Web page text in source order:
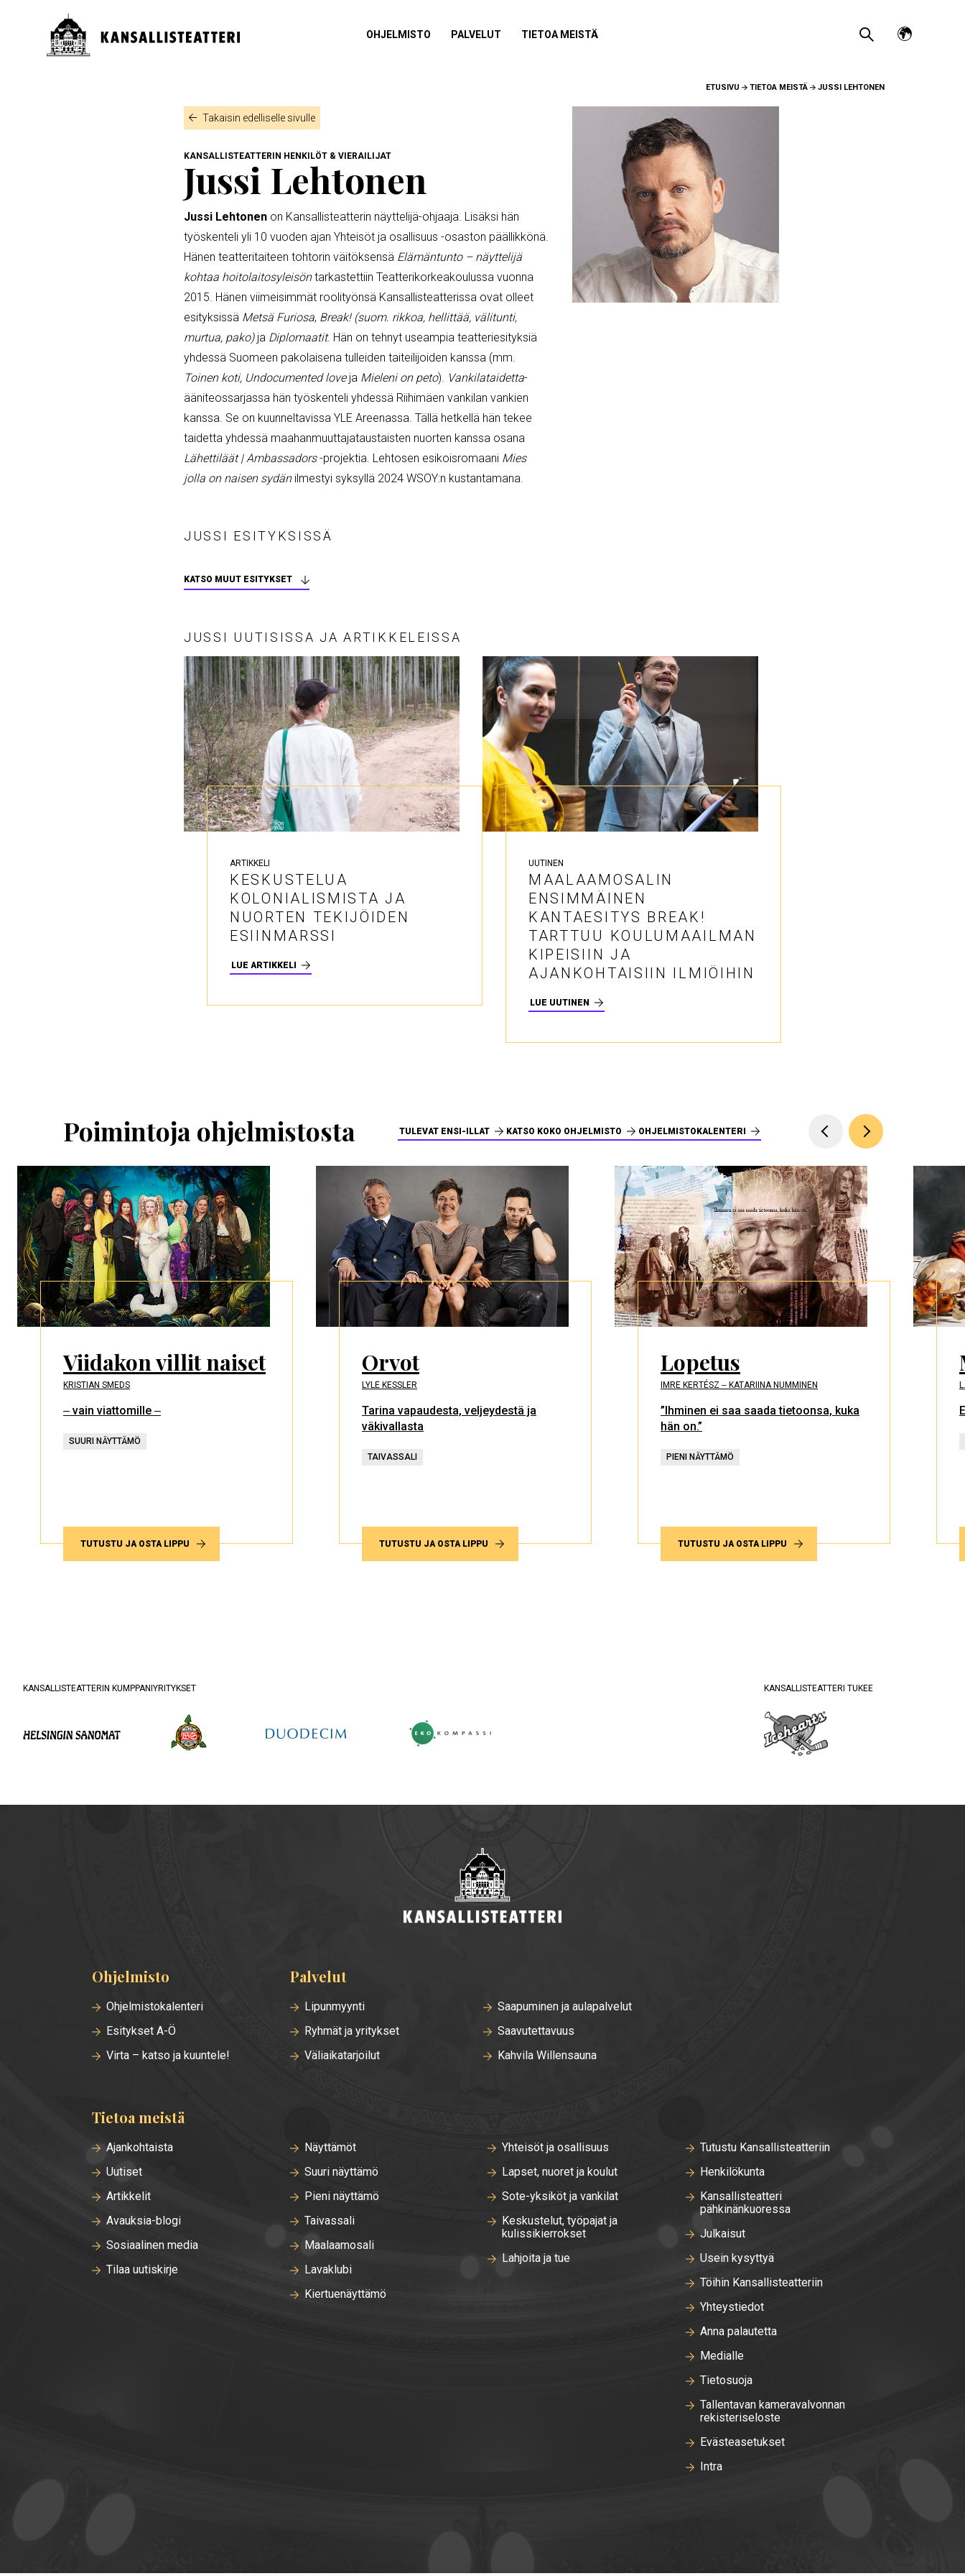
pääsisältöön
NÄYTÄ
OHJELMISTO
NÄYTÄ
PALVELUT
NÄYTÄ
TIETOA MEISTÄ
Avaa
ETUSIVU TIETOA MEISTÄ JUSSI LEHTONEN
Takaisin edelliselle sivulle
KANSALLISTEATTERIN HENKILÖT & VIERAILIJAT
Jussi Lehtonen
Jussi Lehtonen on Kansallisteatterin näyttelijä-ohjaaja. Lisäksi hän
työskenteli yli 10 vuoden ajan Yhteisöt ja osallisuus -osaston päällikkönä.
Hänen teatteritaiteen tohtorin väitöksensä Elämäntunto – näyttelijä
kohtaa hoitolaitosyleisöntarkastettiin Teatterikorkeakoulussa vuonna
2015. Hänen viimeisimmät roolityönsä Kansallisteatterissa ovat olleet
esityksissä Metsä Furiosa, Break! (suom. rikkoa, hellittää, välitunti,
murtua, pako)ja Diplomaatit. Hän on tehnyt useampia teatteriesityksiä
yhdessä Suomeen pakolaisena tulleiden taiteilijoiden kanssa (mm.
Toinen koti, Undocumented love ja Mieleni on peto). Vankilataidetta-
ääniteossarjassa hän työskenteli yhdessä Riihimäen vankilan vankien
kanssa. Se on kuunneltavissa YLE Areenassa. Tällä hetkellä hän tekee
taidetta yhdessä maahanmuuttajataustaisten nuorten kanssa osana
Lähettiläät | Ambassadors-projektia. Lehtosen esikoisromaani Mies
jolla on naisen sydän ilmestyi syksyllä 2024 WSOY:n kustantamana.
JUSSI ESITYKSISSÄ
KATSO MUUT ESITYKSET
JUSSI UUTISISSA JA ARTIKKELEISSA
ARTIKKELI
KESKUSTELUA
KOLONIALISMISTA JA
NUORTEN TEKIJÖIDEN
ESIINMARSSI
LUE ARTIKKELI
UUTINEN
MAALAAMOSALIN
ENSIMMÄINEN
KANTAESITYS BREAK!
TARTTUU KOULUMAAILMAN
KIPEISIIN JA
AJANKOHTAISIIN ILMIÖIHIN
LUE UUTINEN
Poimintoja ohjelmistosta TULEVAT ENSI-ILLAT KATSO KOKO OHJELMISTO OHJELMISTOKALENTERI
Viidakon villit naiset
KRISTIAN SMEDS
‒ vain viattomille ‒
SUURI NÄYTTÄMÖ
TUTUSTU JA OSTA LIPPU
Orvot
LYLE KESSLER
Tarina vapaudesta, veljeydestä ja
väkivallasta
TAIVASSALI
TUTUSTU JA OSTA LIPPU
Lopetus
IMRE KERTÉSZ ‒ KATARIINA NUMMINEN
”Ihminen ei saa saada tietoonsa, kuka
hän on.”
PIENI NÄYTTÄMÖ
TUTUSTU JA OSTA LIPPU
KANSALLISTEATTERIN KUMPPANIYRITYKSET KANSALLISTEATTERI TUKEE
Alatunnisteen
valikko
Ohjelmisto
Ohjelmistokalenteri
Esitykset A-Ö
Virta – katso ja kuuntele!
Palvelut
Lipunmyynti
Ryhmät ja yritykset
Väliaikatarjoilut
Saapuminen ja aulapalvelut
Saavutettavuus
Kahvila Willensauna
Tietoa meistä
Ajankohtaista
Uutiset
Artikkelit
Avauksia-blogi
Sosiaalinen media
Tilaa uutiskirje
Näyttämöt
Suuri näyttämö
Pieni näyttämö
Taivassali
Maalaamosali
Lavaklubi
Kiertuenäyttämö
Yhteisöt ja osallisuus
Lapset, nuoret ja koulut
Sote-yksiköt ja vankilat
Keskustelut, työpajat ja
kulissikierrokset
Lahjoita ja tue
Tutustu Kansallisteatteriin
Henkilökunta
Kansallisteatteri
pähkinänkuoressa
Julkaisut
Usein kysyttyä
Töihin Kansallisteatteriin
Yhteystiedot
Anna palautetta
Medialle
Tietosuoja
Tallentavan kameravalvonnan
rekisteriseloste
Evästeasetukset
Intra